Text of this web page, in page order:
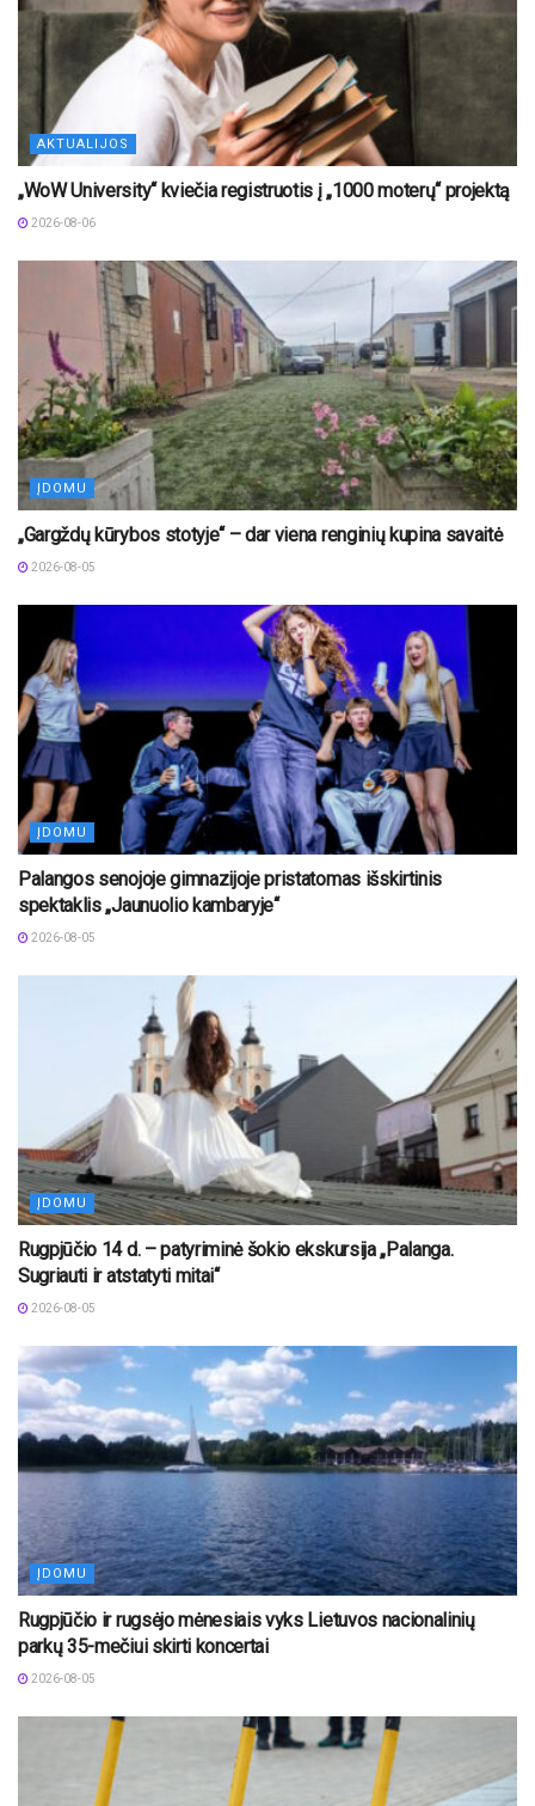
AKTUALIJOS
„WoW University“ kviečia registruotis į „1000 moterų“ projektą
2026-08-06
ĮDOMU
„Gargždų kūrybos stotyje“ – dar viena renginių kupina savaitė
2026-08-05
ĮDOMU
Palangos senojoje gimnazijoje pristatomas išskirtinis
spektaklis „Jaunuolio kambaryje“
2026-08-05
ĮDOMU
Rugpjūčio 14 d. – patyriminė šokio ekskursija „Palanga.
Sugriauti ir atstatyti mitai“
2026-08-05
ĮDOMU
Rugpjūčio ir rugsėjo mėnesiais vyks Lietuvos nacionalinių
parkų 35-mečiui skirti koncertai
2026-08-05